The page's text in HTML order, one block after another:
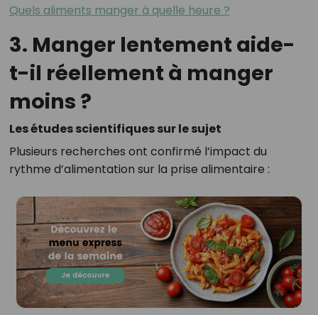
Quels aliments manger à quelle heure ?
3. Manger lentement aide-
t-il réellement à manger
moins ?
Les études scientifiques sur le sujet
Plusieurs recherches ont confirmé l’impact du
rythme d’alimentation sur la prise alimentaire :